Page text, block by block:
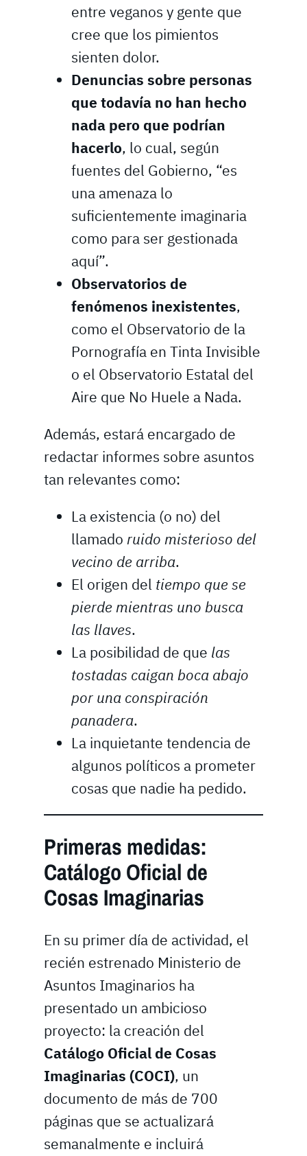
entre veganos y gente que
cree que los pimientos
sienten dolor.
Denuncias sobre personas
que todavía no han hecho
nada pero que podrían
hacerlo, lo cual, según
fuentes del Gobierno, “es
una amenaza lo
suficientemente imaginaria
como para ser gestionada
aquí”.
Observatorios de
fenómenos inexistentes,
como el Observatorio de la
Pornografía en Tinta Invisible
o el Observatorio Estatal del
Aire que No Huele a Nada.
Además, estará encargado de
redactar informes sobre asuntos
tan relevantes como:
La existencia (o no) del
llamado ruido misterioso del
vecino de arriba.
El origen del tiempo que se
pierde mientras uno busca
las llaves.
La posibilidad de que las
tostadas caigan boca abajo
por una conspiración
panadera.
La inquietante tendencia de
algunos políticos a prometer
cosas que nadie ha pedido.
Primeras medidas:
Catálogo Oficial de
Cosas Imaginarias
En su primer día de actividad, el
recién estrenado Ministerio de
Asuntos Imaginarios ha
presentado un ambicioso
proyecto: la creación del
Catálogo Oficial de Cosas
Imaginarias (COCI), un
documento de más de 700
páginas que se actualizará
semanalmente e incluirá